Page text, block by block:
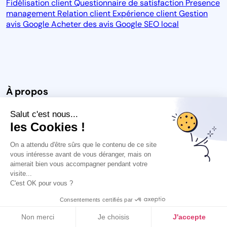
Salut c'est nous...
les Cookies !
On a attendu d'être sûrs que le contenu de ce site
vous intéresse avant de vous déranger, mais on
aimerait bien vous accompagner pendant votre
visite...
C'est OK pour vous ?
Consentements certifiés par
Non merci Je choisis J'accepte
Fidélisation clientQuestionnaire de satisfaction Presence
management Relation client Expérience clientGestion
avis GoogleAcheter des avis GoogleSEO local
À propos
Notre vision BlogCGU
Carrière
Espace PresseProtection des données Mention légales